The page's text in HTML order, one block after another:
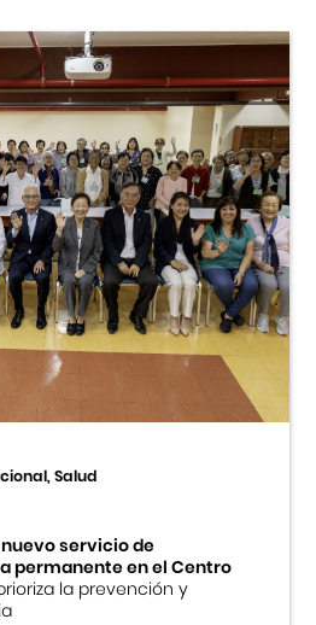
Salud
nuevo servicio de
permanente en el Centro
la prevención y